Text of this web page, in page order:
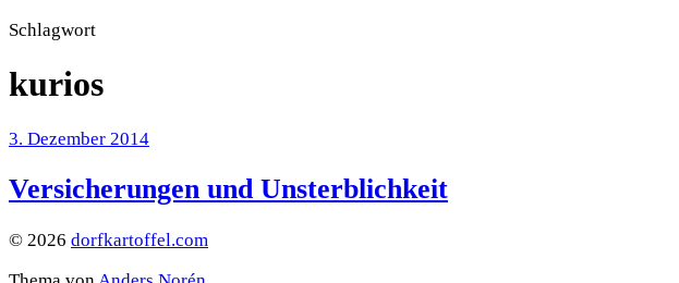
Schlagwort
kurios
3. Dezember 2014
Versicherungen und Unsterblichkeit
© 2026 dorfkartoffel.com